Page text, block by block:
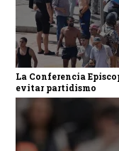
La Conferencia
evitar partidismo